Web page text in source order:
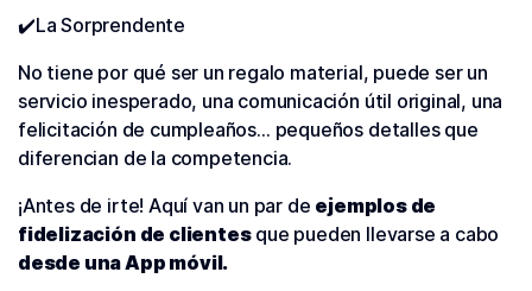
✔️La Sorprendente
No tiene por qué ser un regalo material, puede ser un
servicio inesperado, una comunicación útil original, una
felicitación de cumpleaños… pequeños detalles que
diferencian de la competencia.
¡Antes de irte! Aquí van un par de ejemplos de
fidelización de clientesque pueden llevarse a cabo
desde una App móvil.